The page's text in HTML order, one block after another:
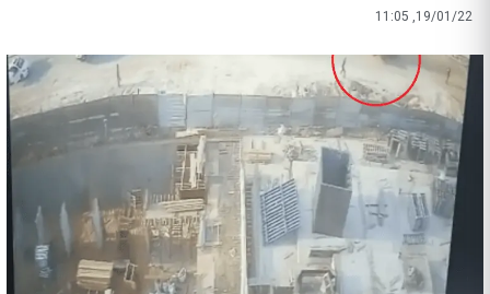
11:05 ,19/01/22